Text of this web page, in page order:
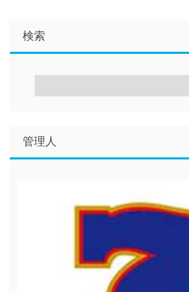
検索
管理人